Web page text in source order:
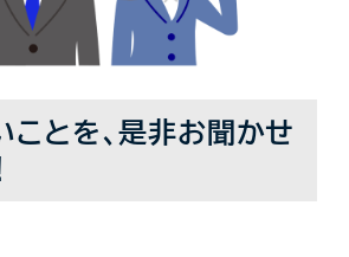
ことを、是非お聞かせ